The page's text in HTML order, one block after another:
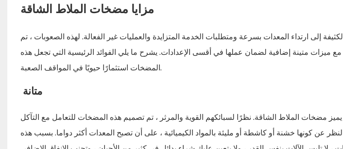
مزايا مضخات الملاط الشاقة
إلى ارتداء المعدات بسرعة ومتطلبات الخدمة المتزايدة والعمليات غير الفعالة. لهذه الصعوبات ، تم
متينة إضافية لضمان عملها في أقسى الإعدادات. يشرح ما يلي الفوائد الرئيسية التي تجعل هذه
المضخات استثمارًا حيويًا في المواقف الصعبة.
متانة
مضخات الملاط الشاقة. نظرًا لسبائكهم القوية والمرثر ، تم تصميم هذه المضخات للتعامل مع التآكل
عن كونها خشنة أو كاشطة أو مليئة بالمواد الكيميائية ، على أن تصبح المعدات أكثر دواما. بسبب هذه